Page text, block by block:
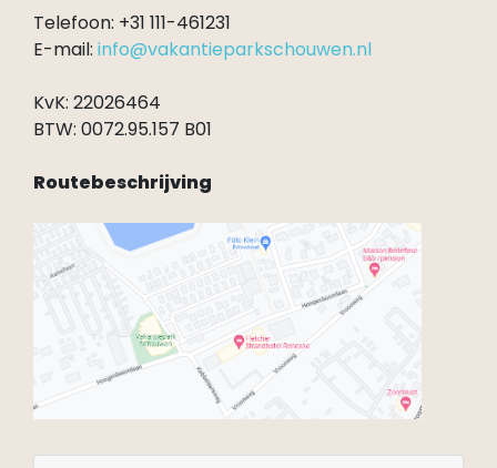
Telefoon: +31 111-461231
E-mail: info@vakantieparkschouwen.nl
KvK: 22026464
BTW: 0072.95.157 B01
Routebeschrijving